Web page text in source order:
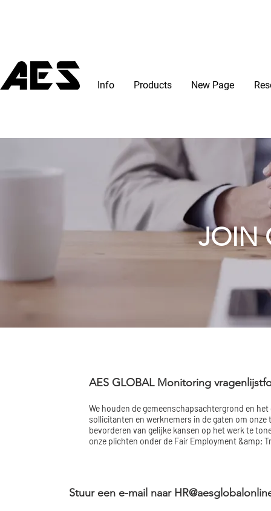
Info Products New Page
JOIN
AES GLOBAL Monitoring
We houden de gemeenschapsachtergrond en het
sollicitanten en werknemers in de gaten om onze
bevorderen van gelijke kansen op het werk te
onze plichten onder de Fair Employment &amp;
Stuur een e-mail naar